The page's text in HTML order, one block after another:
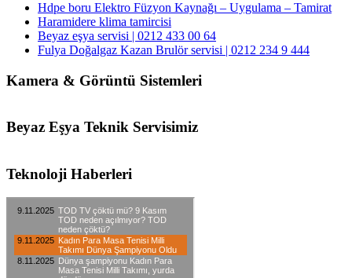
Hdpe boru Elektro Füzyon Kaynağı – Uygulama – Tamirat
Haramidere klima tamircisi
Beyaz eşya servisi | 0212 433 00 64
Fulya Doğalgaz Kazan Brulör servisi | 0212 234 9 444
Kamera & Görüntü Sistemleri
Beyaz Eşya Teknik Servisimiz
Teknoloji Haberleri